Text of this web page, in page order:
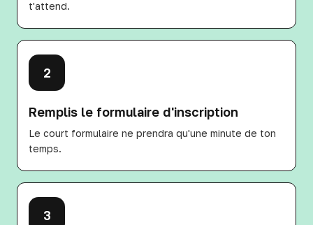
t'attend.
2
Remplis le formulaire d'inscription
Le court formulaire ne prendra qu'une minute de ton
temps.
3